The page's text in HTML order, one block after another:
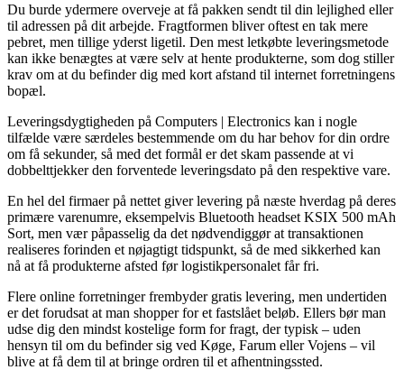
Du burde ydermere overveje at få pakken sendt til din lejlighed eller
til adressen på dit arbejde. Fragtformen bliver oftest en tak mere
pebret, men tillige yderst ligetil. Den mest letkøbte leveringsmetode
kan ikke benægtes at være selv at hente produkterne, som dog stiller
krav om at du befinder dig med kort afstand til internet forretningens
bopæl.
Leveringsdygtigheden på Computers | Electronics kan i nogle
tilfælde være særdeles bestemmende om du har behov for din ordre
om få sekunder, så med det formål er det skam passende at vi
dobbelttjekker den forventede leveringsdato på den respektive vare.
En hel del firmaer på nettet giver levering på næste hverdag på deres
primære varenumre, eksempelvis Bluetooth headset KSIX 500 mAh
Sort, men vær påpasselig da det nødvendiggør at transaktionen
realiseres forinden et nøjagtigt tidspunkt, så de med sikkerhed kan
nå at få produkterne afsted før logistikpersonalet får fri.
Flere online forretninger frembyder gratis levering, men undertiden
er det forudsat at man shopper for et fastslået beløb. Ellers bør man
udse dig den mindst kostelige form for fragt, der typisk – uden
hensyn til om du befinder sig ved Køge, Farum eller Vojens – vil
blive at få dem til at bringe ordren til et afhentningssted.